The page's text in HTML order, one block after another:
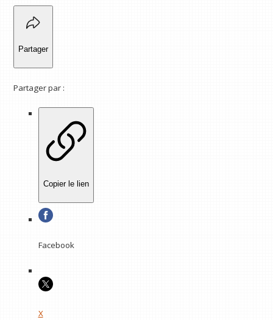
Partager
Partager par :
Copier le lien
Facebook
X